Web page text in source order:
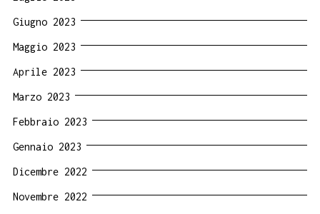
Giugno 2023
Maggio 2023
Aprile 2023
Marzo 2023
Febbraio 2023
Gennaio 2023
Dicembre 2022
Novembre 2022